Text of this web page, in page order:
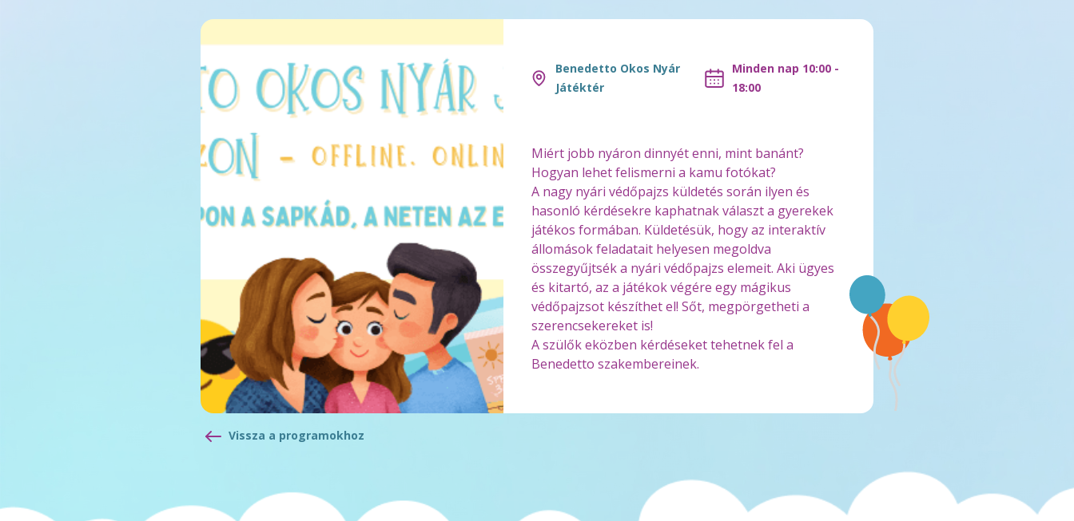
Benedetto Okos Nyár
Játéktér
Minden nap 10:00 -
18:00
Miért jobb nyáron dinnyét enni, mint banánt?
Hogyan lehet felismerni a kamu fotókat?
A nagy nyári védőpajzs küldetés során ilyen és
hasonló kérdésekre kaphatnak választ a gyerekek
játékos formában. Küldetésük, hogy az interaktív
állomások feladatait helyesen megoldva
összegyűjtsék a nyári védőpajzs elemeit. Aki ügyes
és kitartó, az a játékok végére egy mágikus
védőpajzsot készíthet el! Sőt, megpörgetheti a
szerencsekereket is!
A szülők eközben kérdéseket tehetnek fel a
Benedetto szakembereinek.
Vissza a programokhoz